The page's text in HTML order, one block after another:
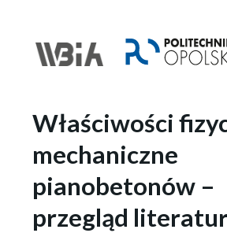
Właściwości
mechaniczne
pianobetonów –
przegląd